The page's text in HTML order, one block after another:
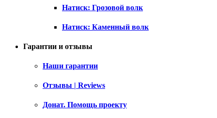
Натиск: Грозовой волк
Натиск: Каменный волк
Гарантии и отзывы
Наши гарантии
Отзывы | Reviews
Донат. Помощь проекту